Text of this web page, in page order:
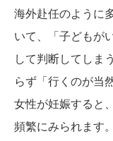
海外赴任のように
いて、「子どもが
して判断してしま
らず「行くのが当
女性が妊娠すると
頻繁にみられます。